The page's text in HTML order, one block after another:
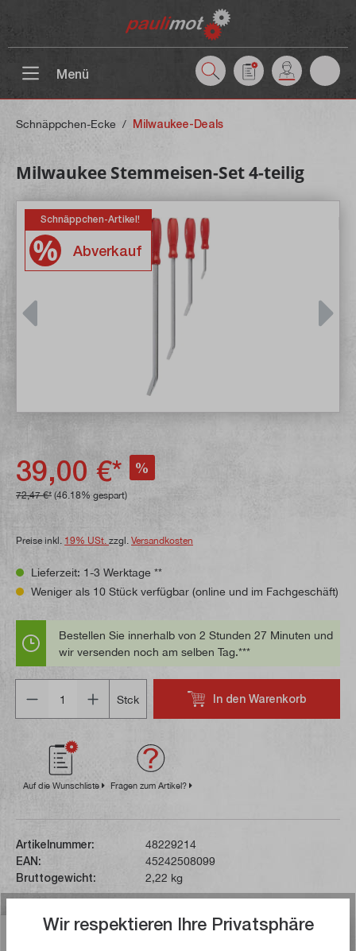
Menü
Schnäppchen-Ecke / Milwaukee-Deals
Milwaukee Stemmeisen-Set 4-teilig
Schnäppchen-Artikel!
Abverkauf
39,00 €* %
72,47 €* (46.18% gespart)
Preise inkl. 19% USt. zzgl. Versandkosten
Lieferzeit: 1-3 Werktage **
Weniger als 10 Stück verfügbar (online und im Fachgeschäft)
Bestellen Sie innerhalb von 2 Stunden 27 Minuten und
wir versenden noch am selben Tag.***
Stck
In den Warenkorb
Auf die Wunschliste Fragen zum Artikel?
Artikelnummer:
48229214
EAN:
45242508099
Bruttogewicht:
2,22 kg
Beschreibung
Wir respektieren Ihre Privatsphäre